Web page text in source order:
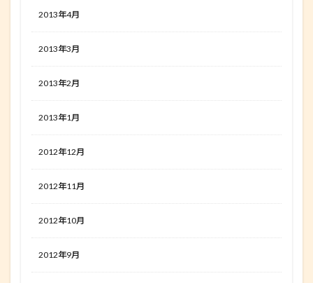
2013年4月
2013年3月
2013年2月
2013年1月
2012年12月
2012年11月
2012年10月
2012年9月